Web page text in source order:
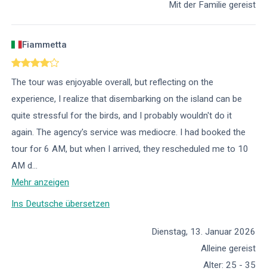
Mit der Familie gereist
Fiammetta
The tour was enjoyable overall, but reflecting on the
experience, I realize that disembarking on the island can be
quite stressful for the birds, and I probably wouldn't do it
again. The agency's service was mediocre. I had booked the
tour for 6 AM, but when I arrived, they rescheduled me to 10
AM d...
Mehr anzeigen
Ins Deutsche übersetzen
Dienstag, 13. Januar 2026
Alleine gereist
Alter: 25 - 35